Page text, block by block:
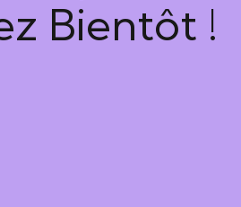
Bientôt !